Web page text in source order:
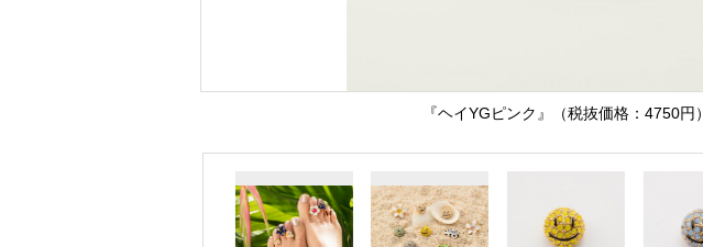
『ヘイYGピンク』（税抜価格：4750円）